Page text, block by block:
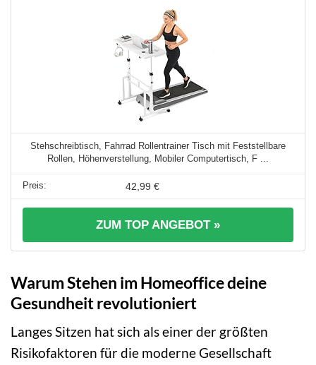
Stehschreibtisch, Fahrrad Rollentrainer Tisch mit Feststellbare
Rollen, Höhenverstellung, Mobiler Computertisch, F ...
42,99 €
ZUM TOP ANGEBOT »
Warum Stehen im Homeoffice deine
Gesundheit revolutioniert
Langes Sitzen hat sich als einer der größten
Risikofaktoren für die moderne Gesellschaft